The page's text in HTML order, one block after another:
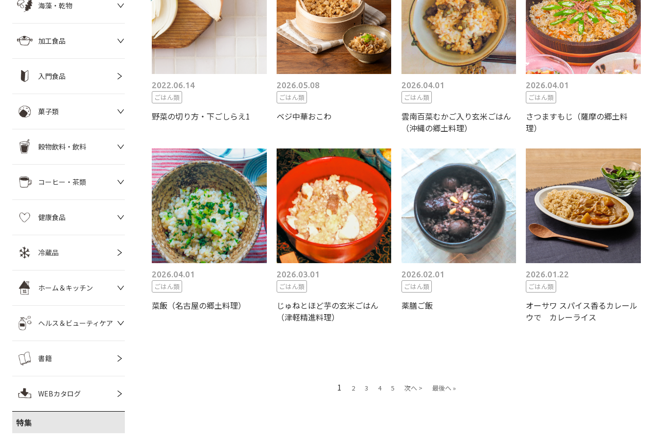
海藻・乾物
加工食品
入門食品
菓子類
穀物飲料・飲料
コーヒー・茶類
健康食品
冷蔵品
ホーム＆キッチン
ヘルス＆ビューティケア
書籍
WEBカタログ
特集
2022.06.14
ごはん類
野菜の切り方・下ごしらえ1
2026.05.08
ごはん類
ベジ中華おこわ
2026.04.01
ごはん類
雲南百菜むかご入り玄米ごはん
（沖縄の郷土料理）
2026.04.01
ごはん類
さつますもじ（薩摩の郷土料
理）
2026.04.01
ごはん類
菜飯（名古屋の郷土料理）
2026.03.01
ごはん類
じゅねとほど芋の玄米ごはん
（津軽精進料理）
2026.02.01
ごはん類
薬膳ご飯
2026.01.22
ごはん類
オーサワ スパイス香るカレール
ウで カレーライス
1 2 3 4 5 次へ > 最後へ »